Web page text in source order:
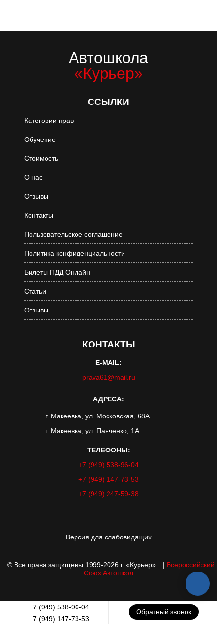
Автошкола
«Курьер»
ССЫЛКИ
Категории прав
Обучение
Стоимость
О нас
Отзывы
Контакты
Пользовательское соглашение
Политика конфиденциальности
Билеты ПДД Онлайн
Статьи
Отзывы
КОНТАКТЫ
E-MAIL:
prava61@mail.ru
АДРЕСА:
г. Макеевка, ул. Московская, 68А
г. Макеевка, ул. Панченко, 1А
ТЕЛЕФОНЫ:
+7 (949) 538-96-04
+7 (949) 147-73-53
+7 (949) 247-59-38
Версия для слабовидящих
© Все права защищены 1999-2026 г. «Курьер» | Всероссийский
Союз Автошкол
+7 (949) 538-96-04
+7 (949) 147-73-53
Обратный звонок